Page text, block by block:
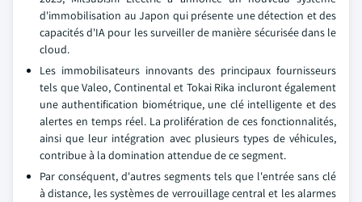
d'immobilisation au Japon qui présente une détection et des
capacités d'IA pour les surveiller de manière sécurisée dans le
cloud.
Les immobilisateurs innovants des principaux fournisseurs
tels que Valeo, Continental et Tokai Rika incluront également
une authentification biométrique, une clé intelligente et des
alertes en temps réel. La prolifération de ces fonctionnalités,
ainsi que leur intégration avec plusieurs types de véhicules,
contribue à la domination attendue de ce segment.
Par conséquent, d'autres segments tels que l'entrée sans clé
à distance, les systèmes de verrouillage central et les alarmes